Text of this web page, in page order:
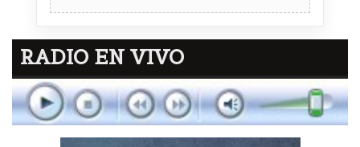
RADIO EN VIVO